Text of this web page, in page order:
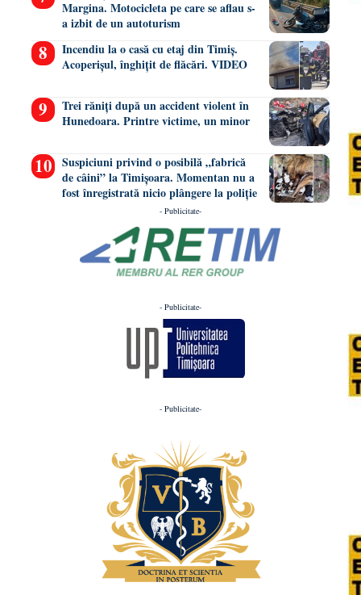
Margina. Motocicleta pe care se aflau s-
a izbit de un autoturism
Incendiu la o casă cu etaj din Timiș.
Acoperișul, înghițit de flăcări. VIDEO
Trei răniți după un accident violent în
Hunedoara. Printre victime, un minor
Suspiciuni privind o posibilă „fabrică
de câini” la Timișoara. Momentan nu a
fost înregistrată nicio plângere la poliție
- Publicitate-
- Publicitate-
- Publicitate-